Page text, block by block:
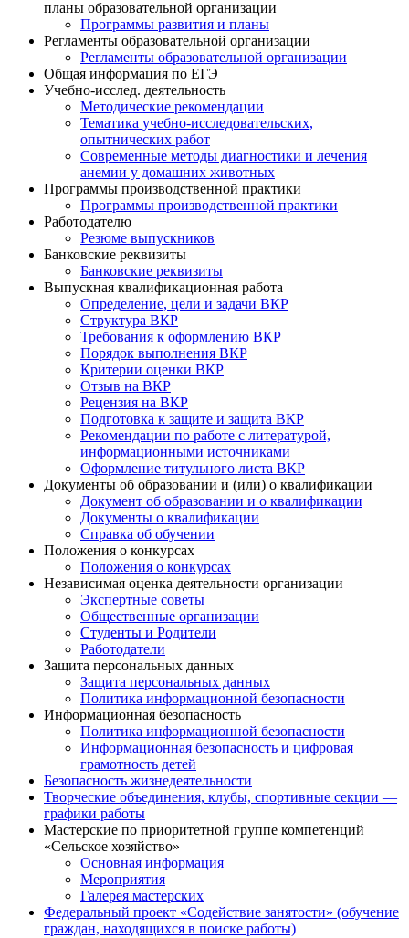
планы образовательной организации
Программы развития и планы
Регламенты образовательной организации
Регламенты образовательной организации
Общая информация по ЕГЭ
Учебно-исслед. деятельность
Методические рекомендации
Тематика учебно-исследовательских,
опытнических работ
Современные методы диагностики и лечения
анемии у домашних животных
Программы производственной практики
Программы производственной практики
Работодателю
Резюме выпускников
Банковские реквизиты
Банковские реквизиты
Выпускная квалификационная работа
Определение, цели и задачи ВКР
Структура ВКР
Требования к оформлению ВКР
Порядок выполнения ВКР
Критерии оценки ВКР
Отзыв на ВКР
Рецензия на ВКР
Подготовка к защите и защита ВКР
Рекомендации по работе с литературой,
информационными источниками
Оформление титульного листа ВКР
Документы об образовании и (или) о квалификации
Документ об образовании и о квалификации
Документы о квалификации
Справка об обучении
Положения о конкурсах
Положения о конкурсах
Независимая оценка деятельности организации
Экспертные советы
Общественные организации
Студенты и Родители
Работодатели
Защита персональных данных
Защита персональных данных
Политика информационной безопасности
Информационная безопасность
Политика информационной безопасности
Информационная безопасность и цифровая
грамотность детей
Безопасность жизнедеятельности
Творческие объединения, клубы, спортивные секции —
графики работы
Мастерские по приоритетной группе компетенций
«Сельское хозяйство»
Основная информация
Мероприятия
Галерея мастерских
Федеральный проект «Содействие занятости» (обучение
граждан, находящихся в поиске работы)